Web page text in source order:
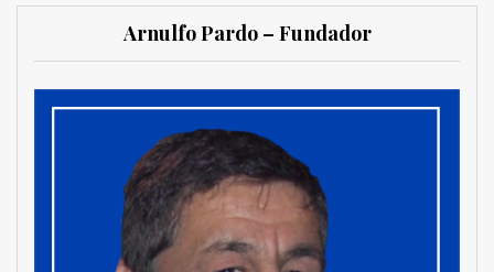
Arnulfo Pardo – Fundador